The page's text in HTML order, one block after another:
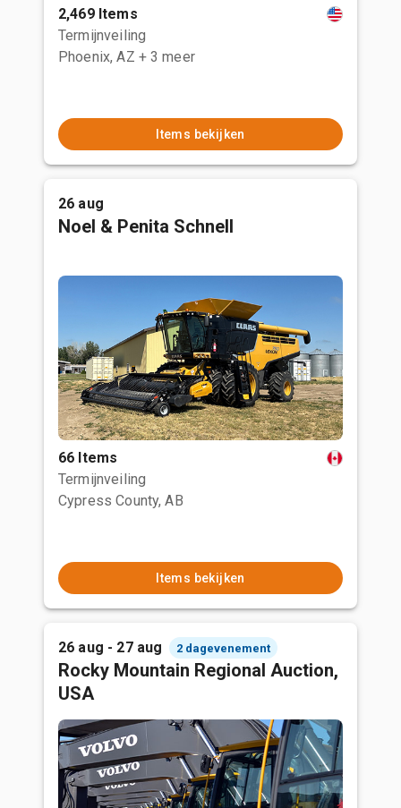
2,469 Items
Termijnveiling
Phoenix, AZ + 3 meer
Items bekijken
26 aug
Noel & Penita Schnell
66 Items
Termijnveiling
Cypress County, AB
Items bekijken
26 aug - 27 aug 2 dagevenement
Rocky Mountain Regional Auction,
USA